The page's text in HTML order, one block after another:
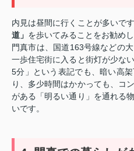
内見は昼間に行くことが多いで
道」 を歩いてみることをお勧めし
門真市は、国道163号線などの
一歩住宅街に入ると街灯が少な
5分」という表記でも、暗い高
り、多少時間はかかっても、コ
がある「明るい通り」を通れる
いです。